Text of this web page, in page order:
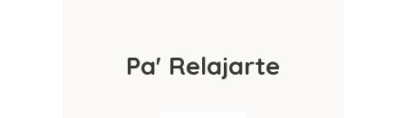
Pa' Relajarte